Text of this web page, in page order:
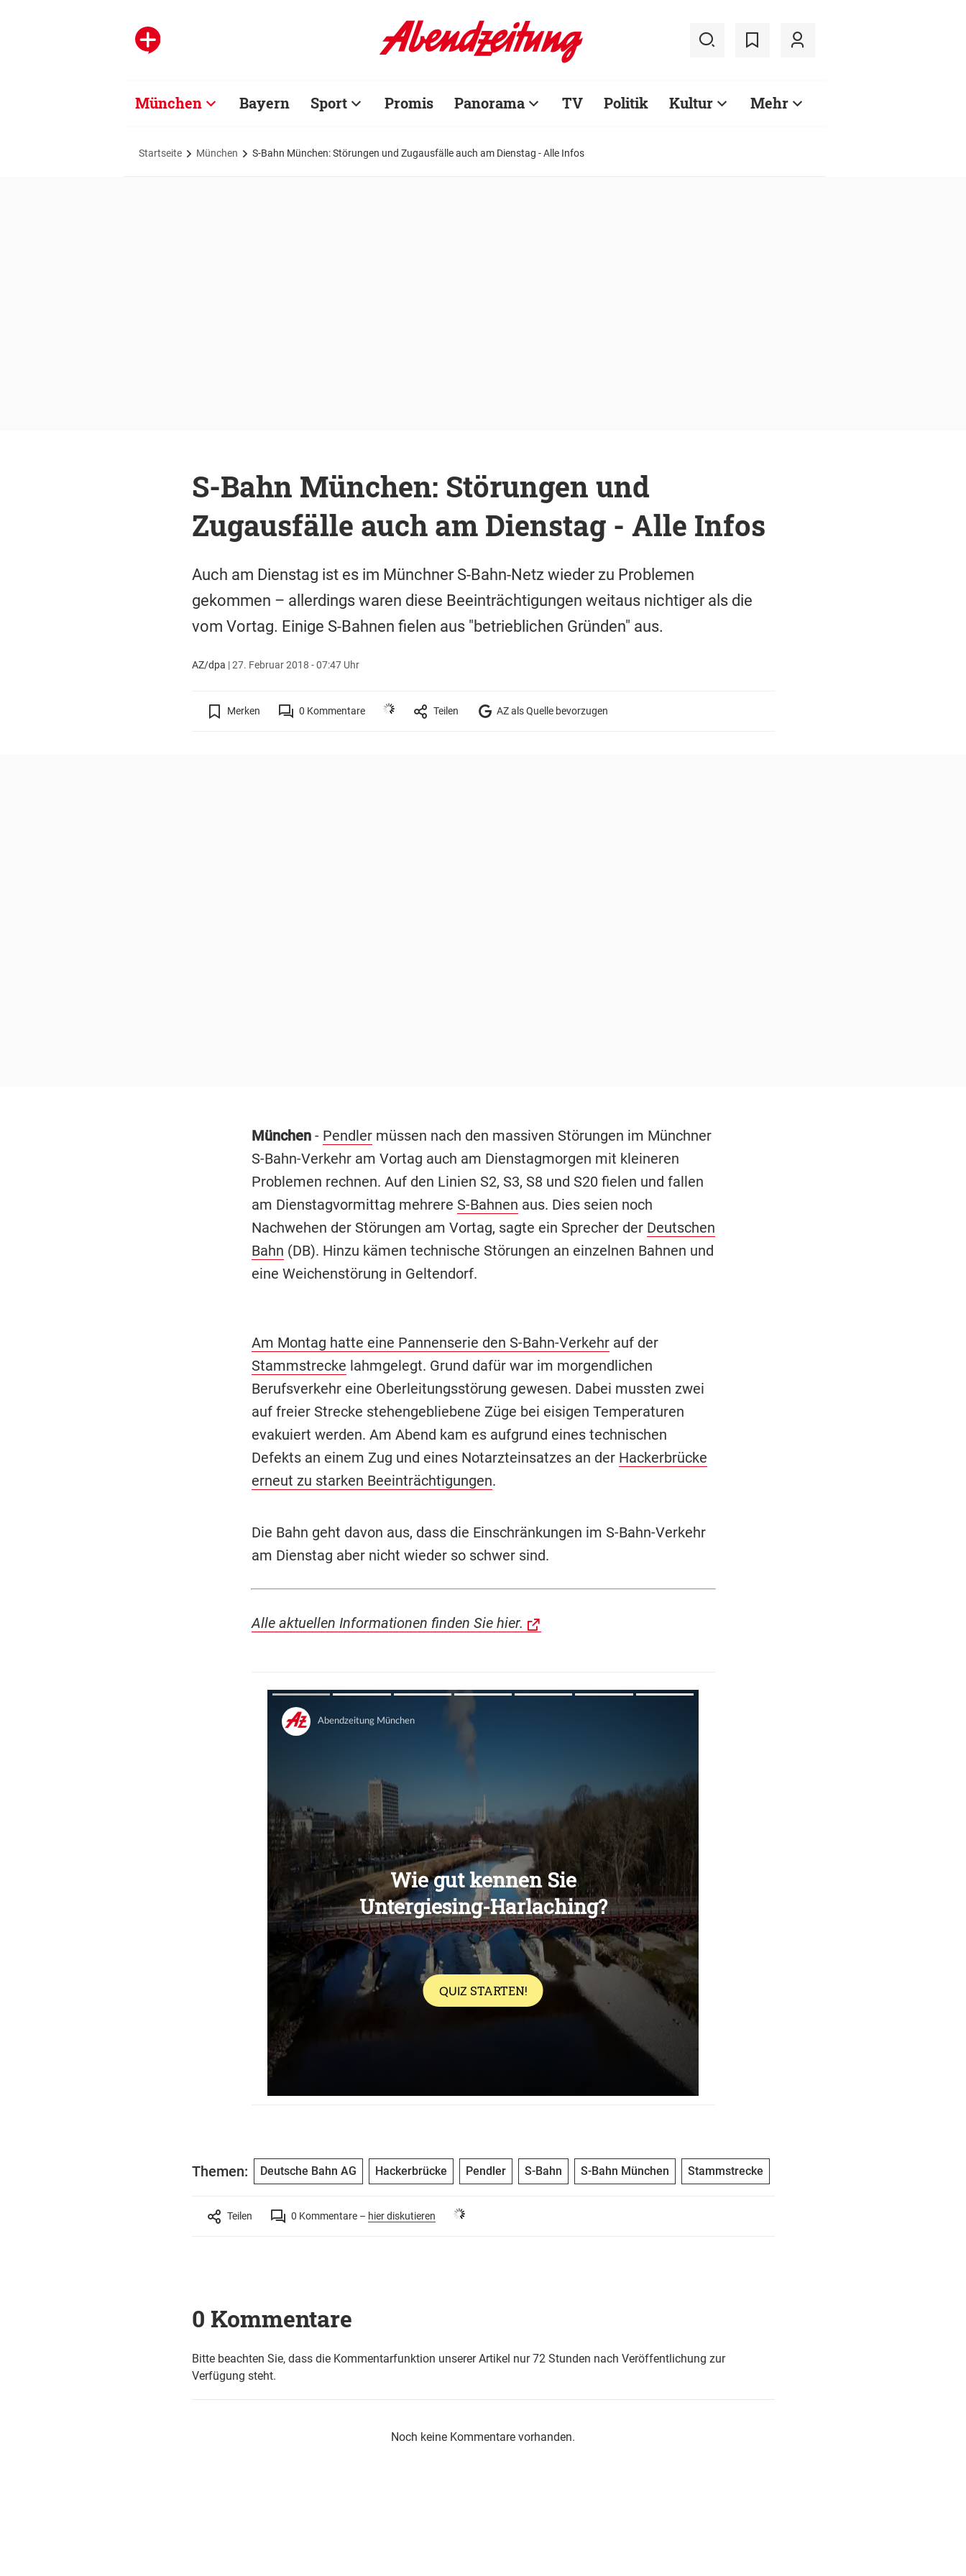
München Bayern Sport Promis Panorama TV Politik Kultur Mehr
Startseite München S-Bahn München: Störungen und Zugausfälle auch am Dienstag - Alle Infos
S-Bahn München: Störungen und
Zugausfälle auch am Dienstag - Alle Infos
Auch am Dienstag ist es im Münchner S-Bahn-Netz wieder zu Problemen
gekommen – allerdings waren diese Beeinträchtigungen weitaus nichtiger als die
vom Vortag. Einige S-Bahnen fielen aus "betrieblichen Gründen" aus.
AZ/dpa |27. Februar 2018 - 07:47 Uhr
Merken 0 Kommentare Teilen AZ als Quelle bevorzugen
München- Pendlermüssen nach den massiven Störungen im Münchner
S-Bahn-Verkehr am Vortag auch am Dienstagmorgen mit kleineren
Problemen rechnen. Auf den Linien S2, S3, S8 und S20 fielen und fallen
am Dienstagvormittag mehrere S-Bahnen aus. Dies seien noch
Nachwehen der Störungen am Vortag, sagte ein Sprecher der Deutschen
Bahn (DB). Hinzu kämen technische Störungen an einzelnen Bahnen und
eine Weichenstörung in Geltendorf.
Am Montag hatte eine Pannenserie den S-Bahn-Verkehrauf der
Stammstrecke lahmgelegt. Grund dafür war im morgendlichen
Berufsverkehr eine Oberleitungsstörung gewesen. Dabei mussten zwei
auf freier Strecke stehengebliebene Züge bei eisigen Temperaturen
evakuiert werden. Am Abend kam es aufgrund eines technischen
Defekts an einem Zug und eines Notarzteinsatzes an der Hackerbrücke
erneut zu starken Beeinträchtigungen.
Die Bahn geht davon aus, dass die Einschränkungen im S-Bahn-Verkehr
am Dienstag aber nicht wieder so schwer sind.
Alle aktuellen Informationen finden Sie hier.
Überspringen
Themen: Deutsche Bahn AG Hackerbrücke Pendler S-Bahn S-Bahn München Stammstrecke
Teilen 0 Kommentare – hier diskutieren
0 Kommentare
Bitte beachten Sie, dass die Kommentarfunktion unserer Artikel nur 72 Stunden nach Veröffentlichung zur
Verfügung steht.
Noch keine Kommentare vorhanden.